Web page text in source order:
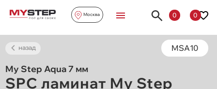
Москва 0 0
назад MSA10
My Step Aqua 7 мм
SPC ламинат My Step